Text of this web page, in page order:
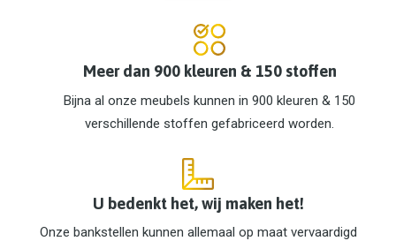
Meer dan 900 kleuren & 150 stoffen
Bijna al onze meubels kunnen in 900 kleuren & 150
verschillende stoffen gefabriceerd worden.
U bedenkt het, wij maken het!
Onze bankstellen kunnen allemaal op maat vervaardigd